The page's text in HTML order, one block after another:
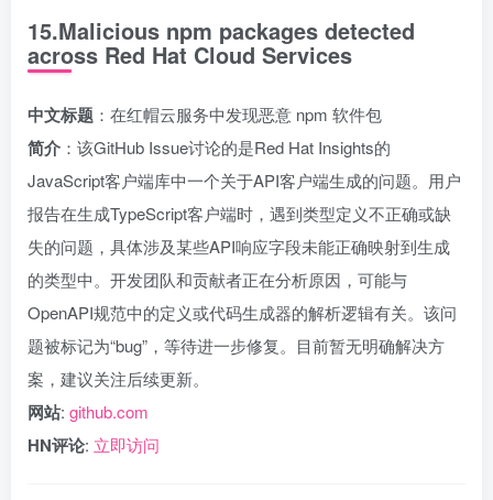
15.Malicious npm packages detected
across Red Hat Cloud Services
中文标题 ：在红帽云服务中发现恶意 npm 软件包
简介 ：该GitHub Issue讨论的是Red Hat Insights的
JavaScript客户端库中一个关于API客户端生成的问题。用户
报告在生成TypeScript客户端时，遇到类型定义不正确或缺
失的问题，具体涉及某些API响应字段未能正确映射到生成
的类型中。开发团队和贡献者正在分析原因，可能与
OpenAPI规范中的定义或代码生成器的解析逻辑有关。该问
题被标记为“bug”，等待进一步修复。目前暂无明确解决方
案，建议关注后续更新。
网站: github.com
HN评论: 立即访问